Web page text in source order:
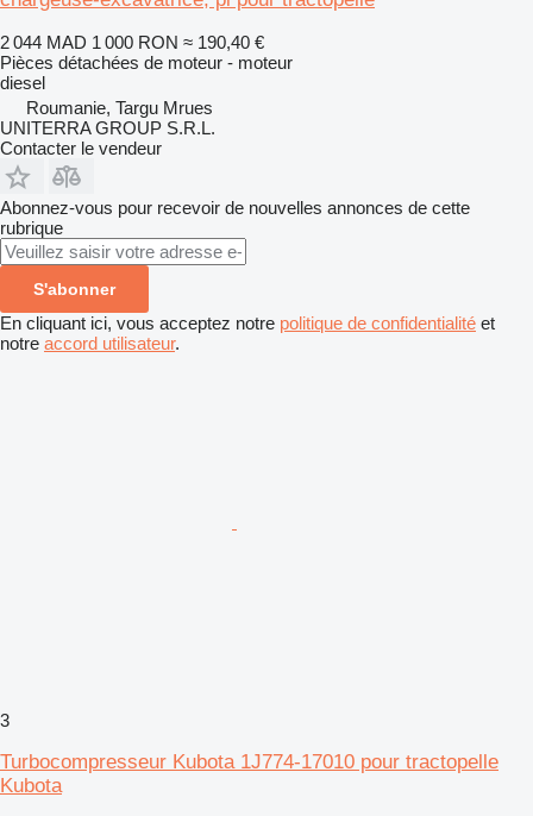
2 044 MAD 1 000 RON ≈ 190,40 €
Pièces détachées de moteur - moteur
diesel
Roumanie, Targu Mrues
UNITERRA GROUP S.R.L.
Contacter le vendeur
Abonnez-vous pour recevoir de nouvelles annonces de cette
rubrique
S'abonner
En cliquant ici, vous acceptez notre politique de confidentialité et
notre accord utilisateur.
3
Turbocompresseur Kubota 1J774-17010 pour tractopelle
Kubota